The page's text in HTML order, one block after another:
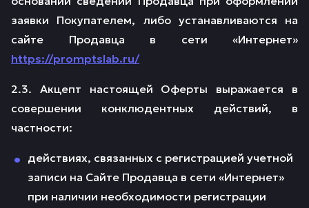
заявки Покупателем, либо устанавливаются на
сайте Продавца в сети «Интернет»
https://promptslab.ru/
2.3. Акцепт настоящей Оферты выражается в
совершении конклюдентных действий, в
частности:
действиях, связанных с регистрацией учетной
записи на Сайте Продавца в сети «Интернет»
при наличии необходимости регистрации